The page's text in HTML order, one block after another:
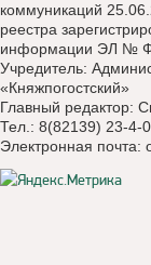
коммуникаций
реестра
информации ЭЛ №
Учредитель:
«Княжпогостский»
Главный редактор:
Тел.: 8(82139) 23-4-
Электронная почта: